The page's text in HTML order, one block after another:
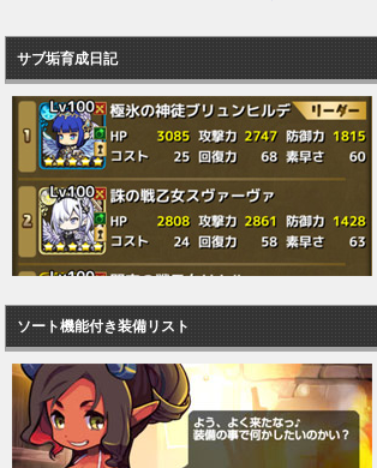
サブ垢育成日記
ソート機能付き装備リスト